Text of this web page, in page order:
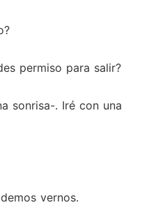
permiso para salir?
sonrisa-. Iré con una
vernos.